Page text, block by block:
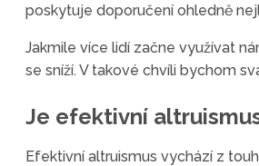
poskytuje doporučení ohledně
Jakmile více lidí začne využívat
se sníží. V takové chvíli bychom
Je efektivní
Efektivní altruismus vychází z